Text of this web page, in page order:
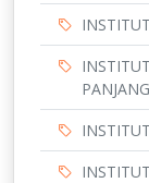
PANJANG